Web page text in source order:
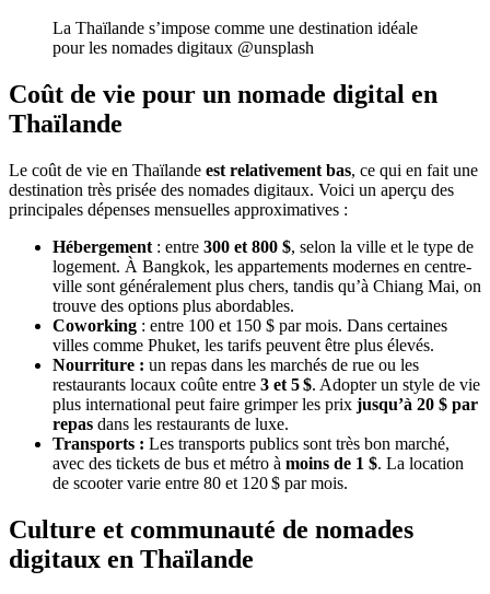
La Thaïlande s’impose comme une destination idéale
pour les nomades digitaux @unsplash
Coût de vie pour un nomade digital en
Thaïlande
Le coût de vie en Thaïlande est relativement bas, ce qui en fait une
destination très prisée des nomades digitaux. Voici un aperçu des
principales dépenses mensuelles approximatives :
Hébergement : entre 300 et 800 $, selon la ville et le type de
logement. À Bangkok, les appartements modernes en centre-
ville sont généralement plus chers, tandis qu’à Chiang Mai, on
trouve des options plus abordables.
Coworking : entre 100 et 150 $ par mois. Dans certaines
villes comme Phuket, les tarifs peuvent être plus élevés.
Nourriture : un repas dans les marchés de rue ou les
restaurants locaux coûte entre 3 et 5 $. Adopter un style de vie
plus international peut faire grimper les prix jusqu’à 20 $ par
repas dans les restaurants de luxe.
Transports : Les transports publics sont très bon marché,
avec des tickets de bus et métro à moins de 1 $. La location
de scooter varie entre 80 et 120 $ par mois.
Culture et communauté de nomades
digitaux en Thaïlande